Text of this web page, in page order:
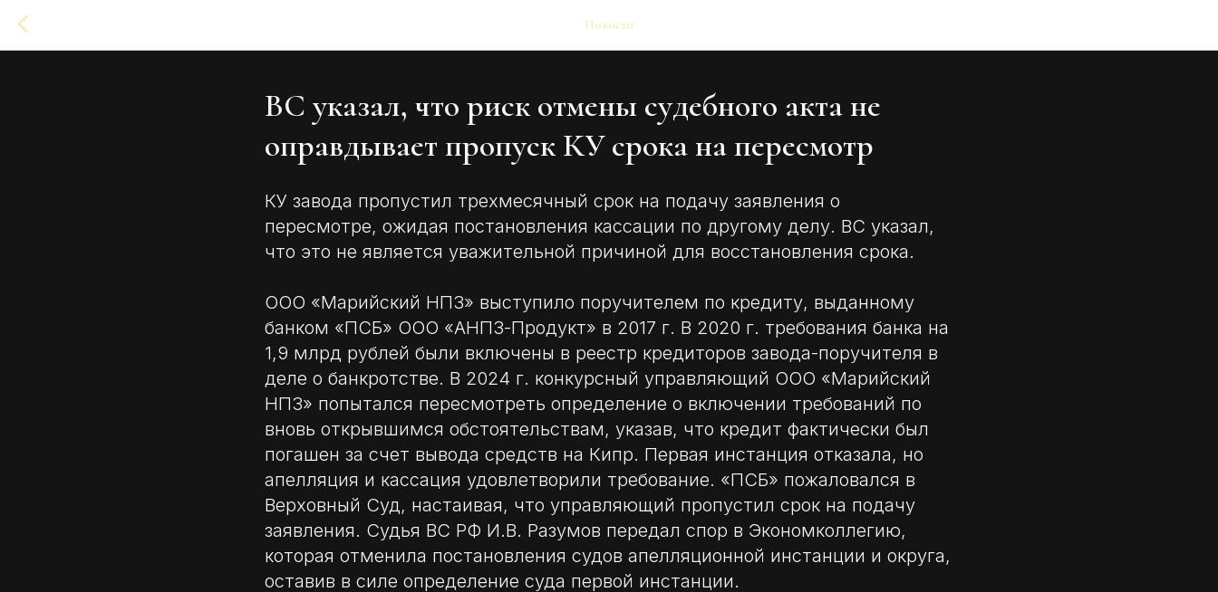
Новости
ВС указал, что риск отмены судебного акта не
оправдывает пропуск КУ срока на пересмотр
КУ завода пропустил трехмесячный срок на подачу заявления о
пересмотре, ожидая постановления кассации по другому делу. ВС указал,
что это не является уважительной причиной для восстановления срока.
ООО «Марийский НПЗ» выступило поручителем по кредиту, выданному
банком «ПСБ» ООО «АНПЗ-Продукт» в 2017 г. В 2020 г. требования банка на
1,9 млрд рублей были включены в реестр кредиторов завода-поручителя в
деле о банкротстве. В 2024 г. конкурсный управляющий ООО «Марийский
НПЗ» попытался пересмотреть определение о включении требований по
вновь открывшимся обстоятельствам, указав, что кредит фактически был
погашен за счет вывода средств на Кипр. Первая инстанция отказала, но
апелляция и кассация удовлетворили требование. «ПСБ» пожаловался в
Верховный Суд, настаивая, что управляющий пропустил срок на подачу
заявления. Судья ВС РФ И.В. Разумов передал спор в Экономколлегию,
которая отменила постановления судов апелляционной инстанции и округа,
оставив в силе определение суда первой инстанции.